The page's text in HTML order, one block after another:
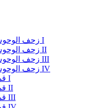
زحف الوحوش (فريق) I
زحف الوحوش (فريق) II
زحف الوحوش (فريق) III
زحف الوحوش (فريق) IV
قمة الجحيم I
قمة الجحيم II
قمة الجحيم III